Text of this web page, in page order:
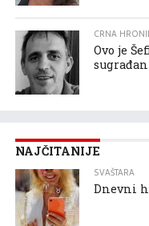
CRNA
Ovo je
NAJČITANIJE
SVAŠTARA
Dnevni